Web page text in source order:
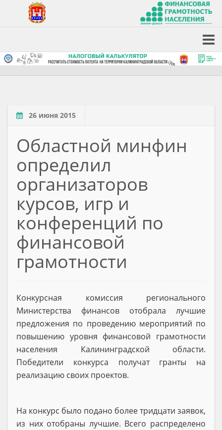
26 июня 2015
Областной минфин
определил
организаторов
курсов, игр и
конференций по
финансовой
грамотности
Конкурсная комиссия регионального
Министерства финансов отобрала лучшие
предложения по проведению мероприятий по
повышению уровня финансовой грамотности
населения Калининградской области.
Победители конкурса получат гранты на
реализацию своих проектов.
На конкурс было подано более тридцати заявок,
из них отобраны лучшие. Всего распределено